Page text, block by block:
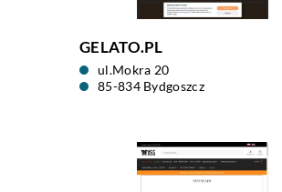
GELATO.PL
ul.Mokra 20
85-834 Bydgoszcz